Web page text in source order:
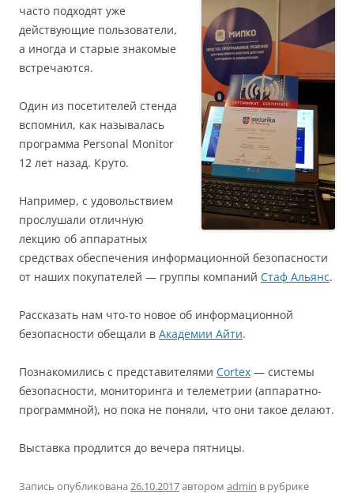
часто подходят уже
действующие пользователи,
а иногда и старые знакомые
встречаются.
Один из посетителей стенда
вспомнил, как называлась
программа Personal Monitor
12 лет назад. Круто.
Например, с удовольствием
прослушали отличную
лекцию об аппаратных
средствах обеспечения информационной безопасности
от наших покупателей — группы компаний Стаф Альянс.
Рассказать нам что-то новое об информационной
безопасности обещали в Академии Айти.
Познакомились с представителями Cortex — системы
безопасности, мониторинга и телеметрии (аппаратно-
программной), но пока не поняли, что они такое делают.
Выставка продлится до вечера пятницы.
Запись опубликована 26.10.2017автором admin в рубрике